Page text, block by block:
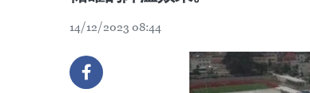
14/12/2023 08:44